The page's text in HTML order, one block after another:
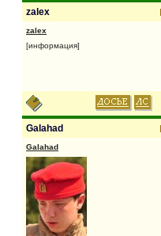
zalex
zalex
[информация]
Galahad
Galahad